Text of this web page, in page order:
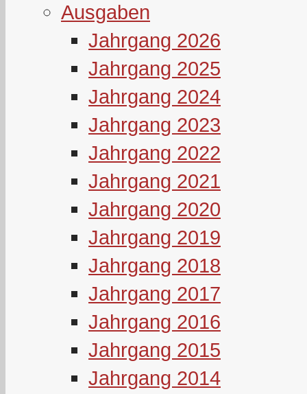
Ausgaben
Jahrgang 2026
Jahrgang 2025
Jahrgang 2024
Jahrgang 2023
Jahrgang 2022
Jahrgang 2021
Jahrgang 2020
Jahrgang 2019
Jahrgang 2018
Jahrgang 2017
Jahrgang 2016
Jahrgang 2015
Jahrgang 2014